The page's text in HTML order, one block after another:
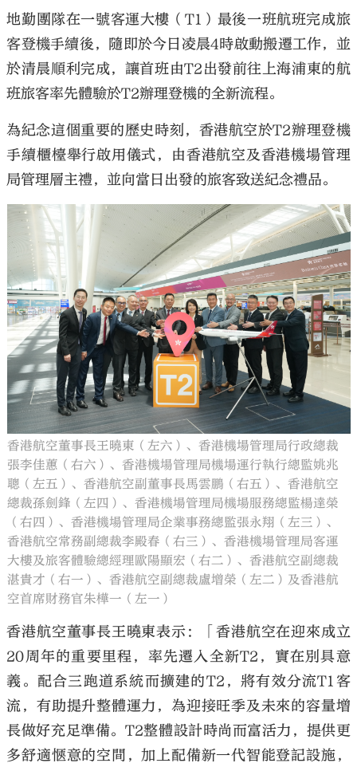
地勤團隊在一號客運大樓（T1）最後一班航班完成旅
客登機手續後，隨即於今日凌晨4時啟動搬遷工作，並
於清晨順利完成，讓首班由T2出發前往上海浦東的航
班旅客率先體驗於T2辦理登機的全新流程。
為紀念這個重要的歷史時刻，香港航空於T2辦理登機
手續櫃檯舉行啟用儀式，由香港航空及香港機場管理
局管理層主禮，並向當日出發的旅客致送紀念禮品。
香港航空董事長王曉東（左六）、香港機場管理局行政總裁
張李佳蕙（右六）、香港機場管理局機場運行執行總監姚兆
聰（左五）、香港航空副董事長馬雲鵬（右五）、香港航空
總裁孫劍鋒（左四）、香港機場管理局機場服務總監楊達榮
（右四）、香港機場管理局企業事務總監張永翔（左三）、
香港航空常務副總裁李殿春（右三）、香港機場管理局客運
大樓及旅客體驗總經理歐陽顯宏（右二）、香港航空副總裁
湛貴才（右一）、香港航空副總裁盧增榮（左二）及香港航
空首席財務官朱樺一（左一）
香港航空董事長王曉東表示：「香港航空在迎來成立
20周年的重要里程，率先遷入全新T2，實在別具意
義。配合三跑道系統而擴建的T2，將有效分流T1客
流，有助提升整體運力，為迎接旺季及未來的容量增
長做好充足準備。T2整體設計時尚而富活力，提供更
多舒適愜意的空間，加上配備新一代智能登記設施，